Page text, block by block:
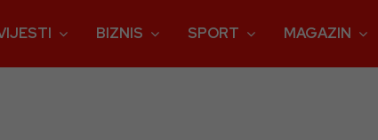
BIZNIS SPORT MAGAZIN